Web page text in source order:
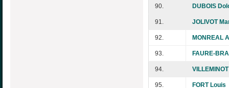
90. DUBOIS
91. JOLIVOT
92. MONREAL
93. FAURE-
94.
95. FORT Louis